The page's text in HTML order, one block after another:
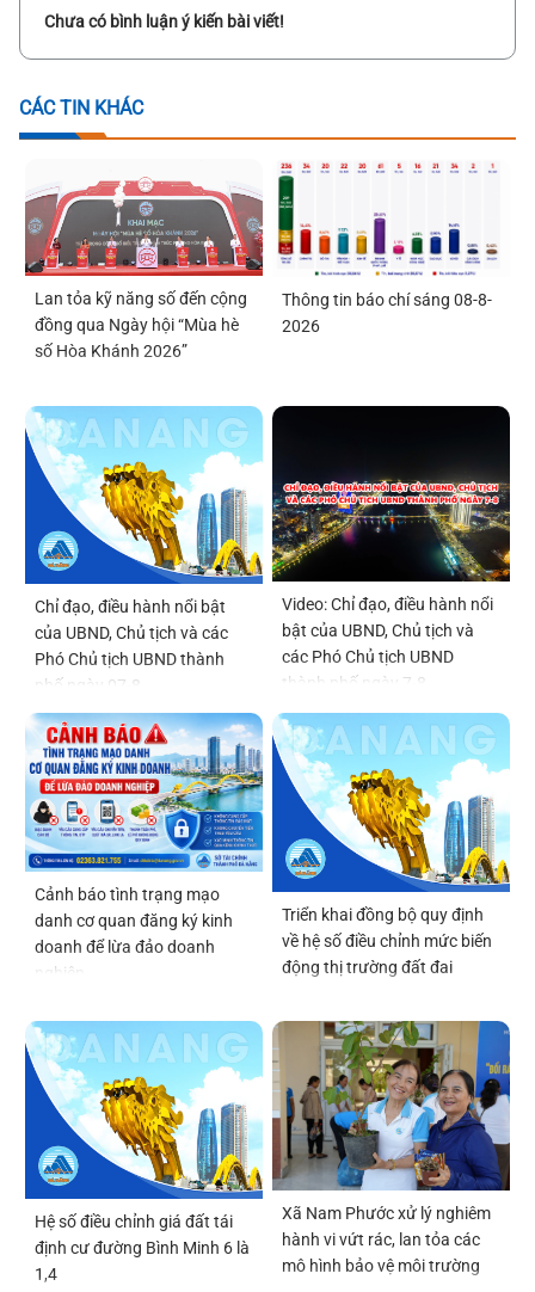
Chưa có bình luận ý kiến bài viết!
CÁC TIN KHÁC
Lan tỏa kỹ năng số đến cộng
đồng qua Ngày hội “Mùa hè
số Hòa Khánh 2026”
Thông tin báo chí sáng 08-8-
2026
Chỉ đạo, điều hành nổi bật
của UBND, Chủ tịch và các
Phó Chủ tịch UBND thành
phố ngày 07-8
Video: Chỉ đạo, điều hành nổi
bật của UBND, Chủ tịch và
các Phó Chủ tịch UBND
thành phố ngày 7-8
Cảnh báo tình trạng mạo
danh cơ quan đăng ký kinh
doanh để lừa đảo doanh
nghiệp
Triển khai đồng bộ quy định
về hệ số điều chỉnh mức biến
động thị trường đất đai
Hệ số điều chỉnh giá đất tái
định cư đường Bình Minh 6 là
1,4
Xã Nam Phước xử lý nghiêm
hành vi vứt rác, lan tỏa các
mô hình bảo vệ môi trường